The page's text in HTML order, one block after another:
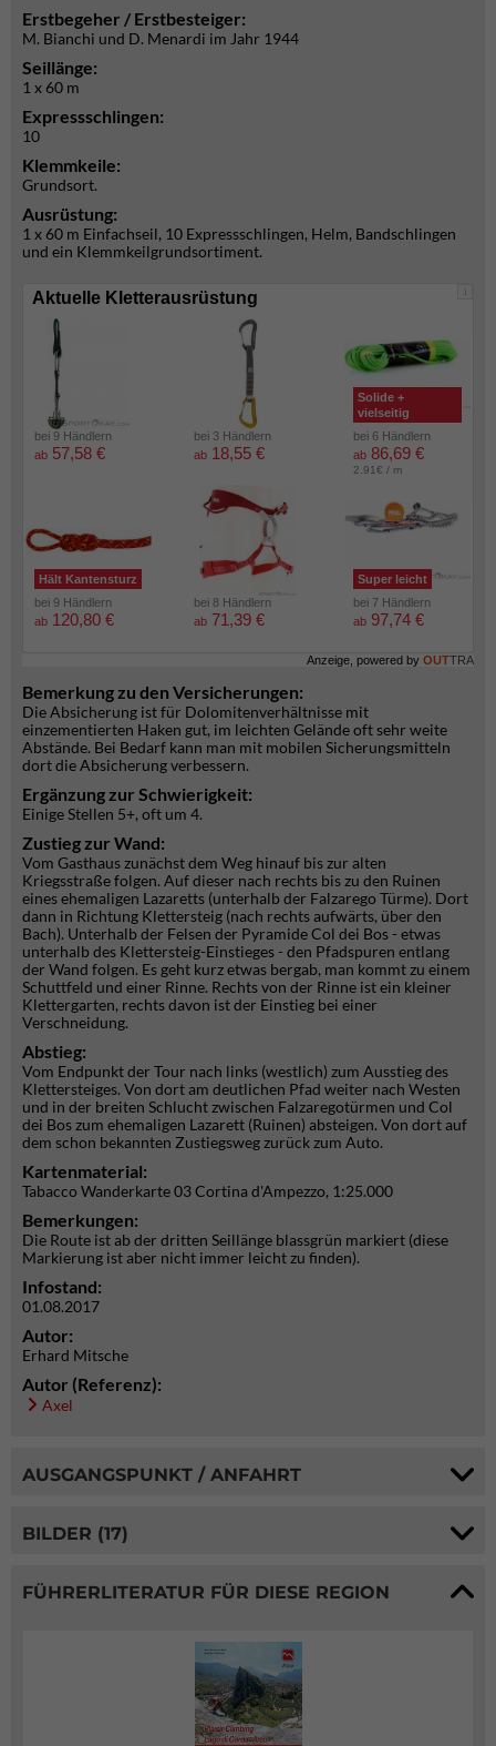
Erstbegeher / Erstbesteiger:
M. Bianchi und D. Menardi im Jahr 1944
Seillänge:
1 x 60 m
Expressschlingen:
10
Klemmkeile:
Grundsort.
Ausrüstung:
1 x 60 m Einfachseil, 10 Expressschlingen, Helm, Bandschlingen
und ein Klemmkeilgrundsortiment.
i
Aktuelle Kletterausrüstung
bei 9 Händlern
ab 57,58 €
bei 3 Händlern
ab 18,55 €
Solide +
vielseitig
bei 6 Händlern
ab 86,69 €
2.91€ / m
Hält Kantensturz
bei 9 Händlern
ab 120,80 €
bei 8 Händlern
ab 71,39 €
Super leicht
bei 7 Händlern
ab 97,74 €
Anzeige, powered by OUTTRA
Bemerkung zu den Versicherungen:
Die Absicherung ist für Dolomitenverhältnisse mit
einzementierten Haken gut, im leichten Gelände oft sehr weite
Abstände. Bei Bedarf kann man mit mobilen Sicherungsmitteln
dort die Absicherung verbessern.
Ergänzung zur Schwierigkeit:
Einige Stellen 5+, oft um 4.
Zustieg zur Wand:
Vom Gasthaus zunächst dem Weg hinauf bis zur alten
Kriegsstraße folgen. Auf dieser nach rechts bis zu den Ruinen
eines ehemaligen Lazaretts (unterhalb der Falzarego Türme). Dort
dann in Richtung Klettersteig (nach rechts aufwärts, über den
Bach). Unterhalb der Felsen der Pyramide Col dei Bos - etwas
unterhalb des Klettersteig-Einstieges - den Pfadspuren entlang
der Wand folgen. Es geht kurz etwas bergab, man kommt zu einem
Schuttfeld und einer Rinne. Rechts von der Rinne ist ein kleiner
Klettergarten, rechts davon ist der Einstieg bei einer
Verschneidung.
Abstieg:
Vom Endpunkt der Tour nach links (westlich) zum Ausstieg des
Klettersteiges. Von dort am deutlichen Pfad weiter nach Westen
und in der breiten Schlucht zwischen Falzaregotürmen und Col
dei Bos zum ehemaligen Lazarett (Ruinen) absteigen. Von dort auf
dem schon bekannten Zustiegsweg zurück zum Auto.
Kartenmaterial:
Tabacco Wanderkarte 03 Cortina d'Ampezzo, 1:25.000
Bemerkungen:
Die Route ist ab der dritten Seillänge blassgrün markiert (diese
Markierung ist aber nicht immer leicht zu finden).
Infostand:
01.08.2017
Autor:
Erhard Mitsche
Autor (Referenz):
Axel
AUSGANGSPUNKT / ANFAHRT
BILDER (17)
FÜHRERLITERATUR FÜR DIESE REGION